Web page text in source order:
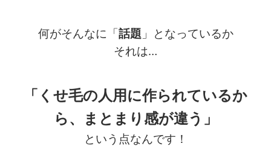
何がそんなに「話題 」となっているか
それは…
「くせ毛の人用に作られているか
ら、まとまり感が違う」
という点なんです！